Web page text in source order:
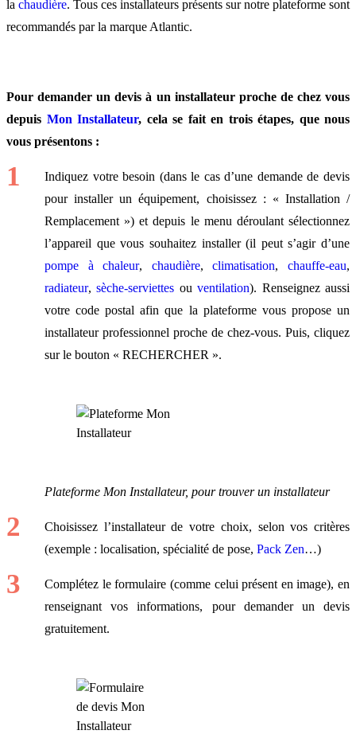
la chaudière. Tous ces installateurs présents sur notre plateforme sont
recommandés par la marque Atlantic.
Pour demander un devis à un installateur proche de chez vous
depuis Mon Installateur, cela se fait en trois étapes, que nous
vous présentons :
Indiquez votre besoin (dans le cas d’une demande de devis
pour installer un équipement, choisissez : « Installation /
Remplacement ») et depuis le menu déroulant sélectionnez
l’appareil que vous souhaitez installer (il peut s’agir d’une
pompe à chaleur, chaudière,climatisation,chauffe-eau,
radiateur,sèche-serviettes ouventilation). Renseignez aussi
votre code postal afin que la plateforme vous propose un
installateur professionnel proche de chez-vous. Puis, cliquez
sur le bouton « RECHERCHER ».
Plateforme Mon Installateur, pour trouver un installateur
Choisissez l’installateur de votre choix, selon vos critères
(exemple : localisation, spécialité de pose, Pack Zen…)
Complétez le formulaire (comme celui présent en image), en
renseignant vos informations, pour demander un devis
gratuitement.